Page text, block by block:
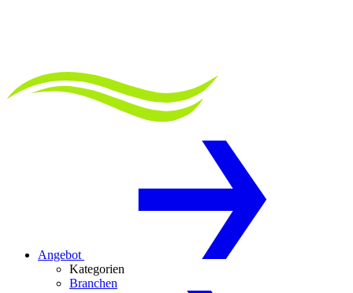
Angebot
Kategorien
Branchen